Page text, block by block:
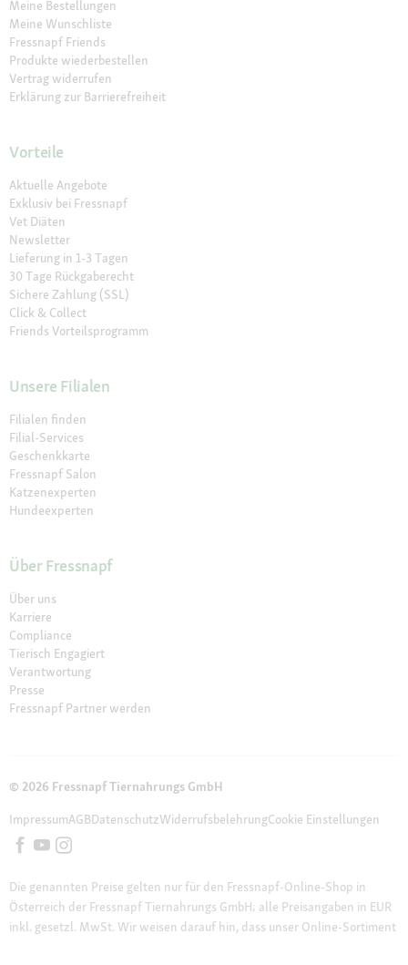
Meine Bestellungen
Meine Wunschliste
Fressnapf Friends
Produkte wiederbestellen
Vertrag widerrufen
Erklärung zur Barrierefreiheit
Vorteile
Aktuelle Angebote
Exklusiv bei Fressnapf
Vet Diäten
Newsletter
Lieferung in 1-3 Tagen
30 Tage Rückgaberecht
Sichere Zahlung (SSL)
Click & Collect
Friends Vorteilsprogramm
Unsere Filialen
Filialen finden
Filial-Services
Geschenkkarte
Fressnapf Salon
Katzenexperten
Hundeexperten
Über Fressnapf
Über uns
Karriere
Compliance
Tierisch Engagiert
Verantwortung
Presse
Fressnapf Partner werden
© 2026 Fressnapf Tiernahrungs GmbH
ImpressumAGBDatenschutzWiderrufsbelehrungCookie Einstellungen
Die genannten Preise gelten nur für den Fressnapf-Online-Shop in
Österreich der Fressnapf Tiernahrungs GmbH; alle Preisangaben in EUR
inkl. gesetzl. MwSt. Wir weisen darauf hin, dass unser Online-Sortiment